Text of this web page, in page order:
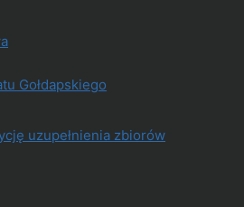
Gołdapskiego
uzupełnienia zbiorów